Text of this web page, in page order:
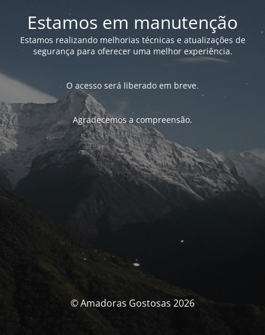
Estamos em manutenção
Estamos realizando melhorias técnicas e atualizações de
segurança para oferecer uma melhor experiência.
O acesso será liberado em breve.
Agradecemos a compreensão.
© Amadoras Gostosas 2026